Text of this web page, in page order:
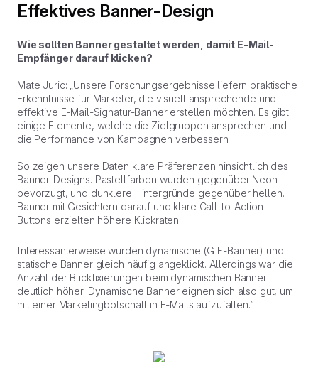
Effektives Banner-Design
Wie sollten Banner gestaltet werden, damit E-Mail-
Empfänger darauf klicken?
Mate Juric: „Unsere Forschungsergebnisse liefern praktische
Erkenntnisse für Marketer, die visuell ansprechende und
effektive E-Mail-Signatur-Banner erstellen möchten. Es gibt
einige Elemente, welche die Zielgruppen ansprechen und
die Performance von Kampagnen verbessern.
So zeigen unsere Daten klare Präferenzen hinsichtlich des
Banner-Designs. Pastellfarben wurden gegenüber Neon
bevorzugt, und dunklere Hintergründe gegenüber hellen.
Banner mit Gesichtern darauf und klare Call-to-Action-
Buttons erzielten höhere Klickraten.
Interessanterweise wurden dynamische (GIF-Banner) und
statische Banner gleich häufig angeklickt. Allerdings war die
Anzahl der Blickfixierungen beim dynamischen Banner
deutlich höher. Dynamische Banner eignen sich also gut, um
mit einer Marketingbotschaft in E-Mails aufzufallen.“